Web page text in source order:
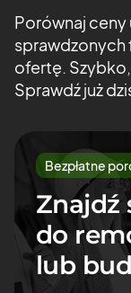
Porównaj ceny
ofertę.
Sprawdź już
Bezpłatne
Znajdź
do
lub